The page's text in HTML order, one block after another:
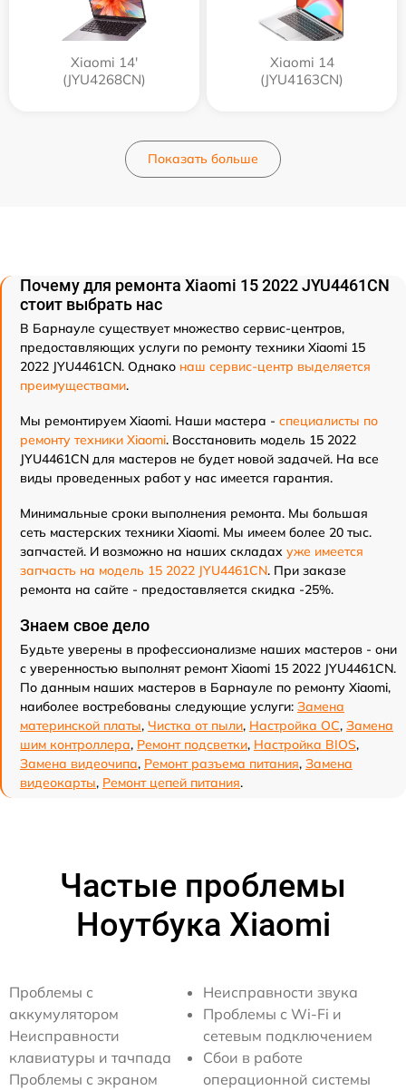
Xiaomi 14'
(JYU4268CN)
Xiaomi 14
(JYU4163CN)
Показать больше
Почему для ремонта Xiaomi 15 2022 JYU4461CN
стоит выбрать нас
В Барнауле существует множество сервис-центров,
предоставляющих услуги по ремонту техники Xiaomi 15
2022 JYU4461CN. Однако наш сервис-центр выделяется
преимуществами.
Мы ремонтируем Xiaomi. Наши мастера - специалисты по
ремонту техники Xiaomi. Восстановить модель 15 2022
JYU4461CN для мастеров не будет новой задачей. На все
виды проведенных работ у нас имеется гарантия.
Минимальные сроки выполнения ремонта. Мы большая
сеть мастерских техники Xiaomi. Мы имеем более 20 тыс.
запчастей. И возможно на наших складах уже имеется
запчасть на модель 15 2022 JYU4461CN. При заказе
ремонта на сайте - предоставляется скидка -25%.
Знаем свое дело
Будьте уверены в профессионализме наших мастеров - они
с уверенностью выполнят ремонт Xiaomi 15 2022 JYU4461CN.
По данным наших мастеров в Барнауле по ремонту Xiaomi,
наиболее востребованы следующие услуги: Замена
материнской платы, Чистка от пыли, Настройка ОС, Замена
шим контроллера, Ремонт подсветки, Настройка BIOS,
Замена видеочипа, Ремонт разъема питания, Замена
видеокарты, Ремонт цепей питания.
Частые проблемы
Ноутбука Xiaomi
Проблемы с
аккумулятором
Неисправности
клавиатуры и тачпада
Проблемы с экраном
Неисправности звука
Проблемы с Wi-Fi и
сетевым подключением
Сбои в работе
операционной системы